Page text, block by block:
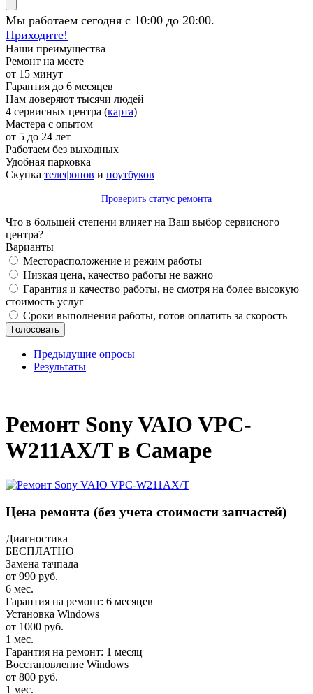
Мы работаем сегодня с 10:00 до 20:00.
Приходите!
Наши преимущества
Ремонт на месте
от 15 минут
Гарантия до 6 месяцев
Нам доверяют тысячи людей
4 сервисных центра (карта)
Мастера с опытом
от 5 до 24 лет
Работаем без выходных
Удобная парковка
Скупка телефонов и ноутбуков
Проверить статус ремонта
Что в большей степени влияет на Ваш выбор сервисного
центра?
Варианты
Месторасположение и режим работы
Низкая цена, качество работы не важно
Гарантия и качество работы, не смотря на более высокую
стоимость услуг
Сроки выполнения работы, готов оплатить за скорость
Предыдущие опросы
Результаты
Ремонт Sony VAIO VPC-
W211AX/T в Самаре
Цена ремонта (без учета стоимости запчастей)
Диагностика
БЕСПЛАТНО
Замена тачпада
от 990 руб.
6 мес.
Гарантия на ремонт: 6 месяцев
Установка Windows
от 1000 руб.
1 мес.
Гарантия на ремонт: 1 месяц
Восстановление Windows
от 800 руб.
1 мес.